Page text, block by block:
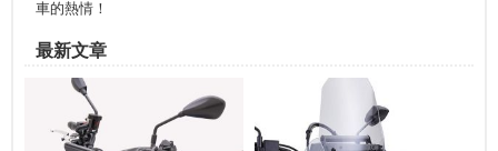
車的熱情！
最新文章